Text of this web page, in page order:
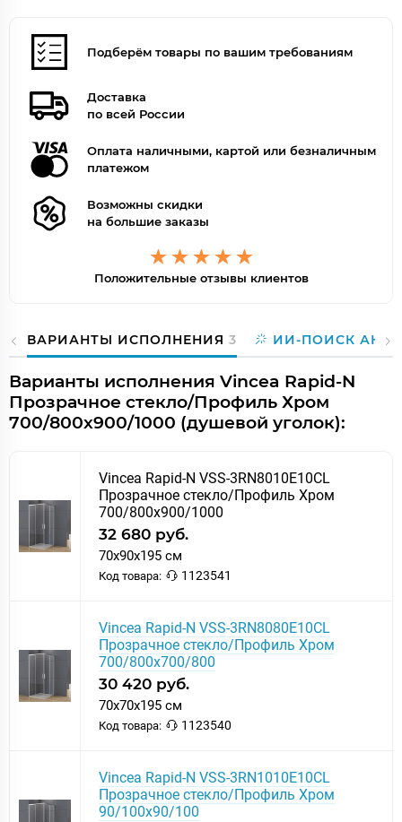
Подберём товары по вашим требованиям
Доставка
по всей России
Оплата наличными, картой или безналичным
платежом
Возможны скидки
на большие заказы
Положительные отзывы клиентов
ВАРИАНТЫ ИСПОЛНЕНИЯ 3 ИИ-ПОИСК
Варианты исполнения Vincea Rapid-N
Прозрачное стекло/Профиль Хром
700/800х900/1000 (душевой уголок):
Vincea Rapid-N VSS-3RN8010E10CL
Прозрачное стекло/Профиль Хром
700/800х900/1000
32 680 руб.
70x90x195 см
Код товара: 1123541
Vincea Rapid-N VSS-3RN8080E10CL
Прозрачное стекло/Профиль Хром
700/800х700/800
30 420 руб.
70x70x195 см
Код товара: 1123540
Vincea Rapid-N VSS-3RN1010E10CL
Прозрачное стекло/Профиль Хром
90/100х90/100